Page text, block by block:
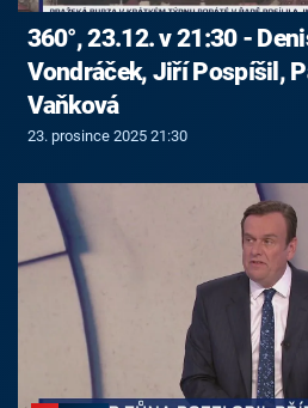
360°, 23.12. v 21:30 -
Vondráček, Jiří Pospíšil,
Vaňková
23. prosince 2025 21:30